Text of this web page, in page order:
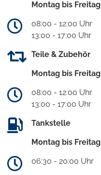
Montag bis Freitag
08:00 - 12:00 Uhr
13:00 - 17:00 Uhr
Teile & Zubehör
Montag bis Freitag
08:00 - 12:00 Uhr
13:00 - 17:00 Uhr
Tankstelle
Montag bis Freitag
06:30 - 20:00 Uhr